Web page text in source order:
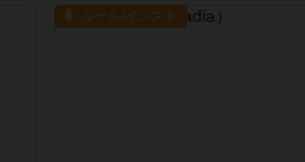
ルール/インスト